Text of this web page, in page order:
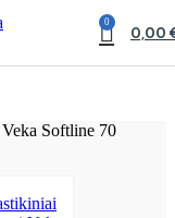
0
0,00
Softline 70